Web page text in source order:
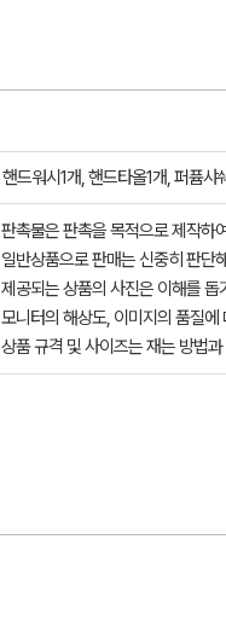
핸드워시1개, 핸드타올1개, 퍼퓸샤
판촉물은 판촉을 목적으로 제작하
일반상품으로 판매는 신중히 판단
제공되는 상품의 사진은 이해를
모니터의 해상도, 이미지의 품질
상품 규격 및 사이즈는 재는 방법